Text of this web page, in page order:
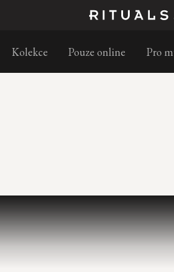
Objednejte do 11:30 a doručíme
Kolekce Pouze online Pro